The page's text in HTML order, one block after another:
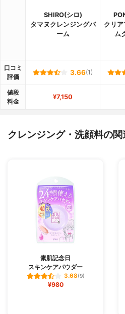
SHIRO(シロ)
タマヌクレンジングバ
ーム
クリ
ム
口コミ
評価
3.66(1)
値段
料金
¥7,150
クレンジング・洗顔料の
素肌記念日
スキンケアパウダー
3.68(9)
¥980